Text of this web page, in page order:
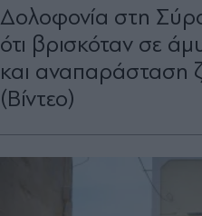
Δολοφονία στη
ότι βρισκόταν σε
και αναπαράσταση
(Βίντεο)